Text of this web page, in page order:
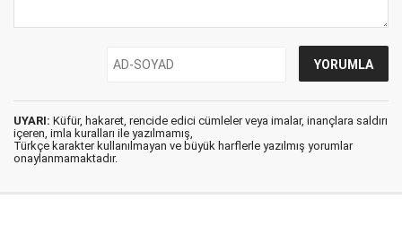
UYARI: Küfür, hakaret, rencide edici cümleler veya imalar, inançlara saldırı
içeren, imla kuralları ile yazılmamış,
Türkçe karakter kullanılmayan ve büyük harflerle yazılmış yorumlar
onaylanmamaktadır.